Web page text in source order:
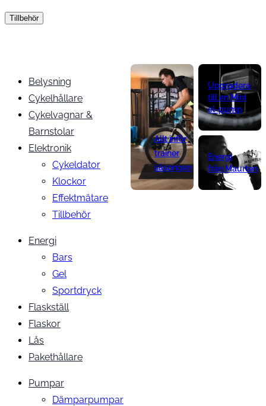
Tillbehör
Belysning
Cykelhållare
Cykelvagnar &
Barnstolar
Elektronik
Cykeldator
Klockor
Effektmätare
Tillbehör
Energi
Bars
Gel
Sportdryck
Flaskställ
Flaskor
Lås
Pakethållare
Pumpar
Dämparpumpar
Allt inför
trainer
säsongen
Upgradera
till en Mini
el-pump
Energi
från Maurten